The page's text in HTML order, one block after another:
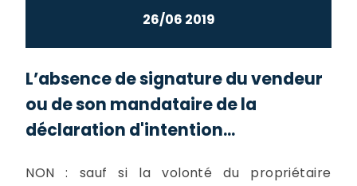
26/06 2019
L’absence de signature du vendeur
ou de son mandataire de la
déclaration d'intention...
NON : sauf si la volonté du propriétaire